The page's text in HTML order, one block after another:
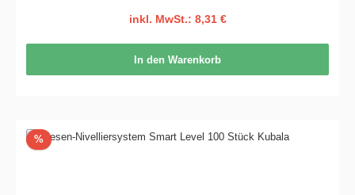
inkl. MwSt.: 8,31 €
In den Warenkorb
%Rabatt